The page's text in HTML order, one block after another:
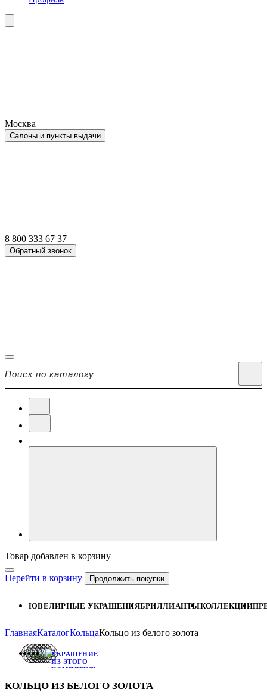
Москва
Салоны и пункты выдачи
8 800 333 67 37
Обратный звонок
Товар добавлен в корзину
Перейти в корзину Продолжить покупки
ЮВЕЛИРНЫЕ УКРАШЕНИЯБРИЛЛИАНТЫКОЛЛЕКЦИИ
ГлавнаяКаталогКольцаКольцо из белого золота
УКРАШЕНИЕ
ИЗ ЭТОГО
КОМПЛЕКТА:
ИЗ
КОЛЬЦО ИЗ БЕЛОГО ЗОЛОТА